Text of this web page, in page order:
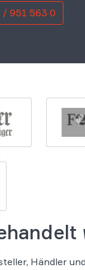
/ 951 563 0
Händler